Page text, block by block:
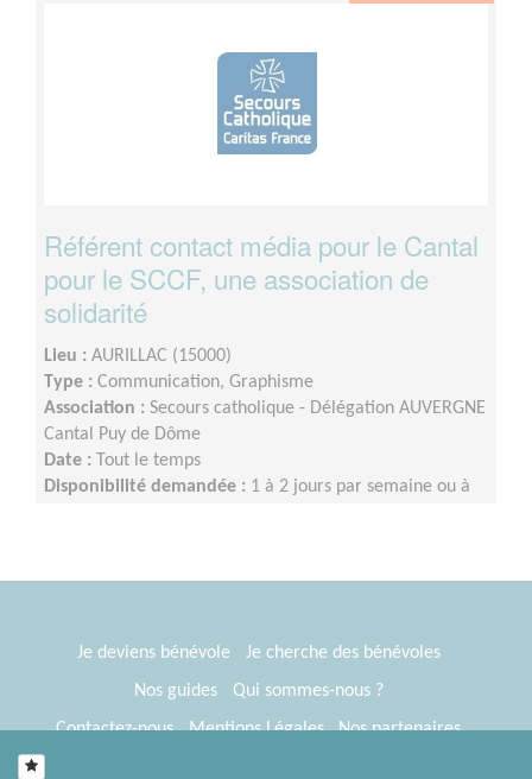
Référent contact média pour le Cantal
pour le SCCF, une association de
solidarité
Lieu : AURILLAC (15000)
Type : Communication, Graphisme
Association : Secours catholique - Délégation AUVERGNE
Cantal Puy de Dôme
Date :
Tout le temps
Disponibilité demandée : 1 à 2 jours par semaine ou à
Je deviens bénévole
Je cherche des bénévoles
Nos guides
Qui sommes-nous ?
Contactez-nous
Mentions Légales
Nos partenaires